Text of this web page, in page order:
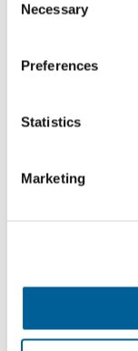
Selection
Necessary
Preferences
Statistics
Marketing
Chaque jour,
rapports sur les
la base de ces
liste actualisée
qu'ils ont
06-08-2026